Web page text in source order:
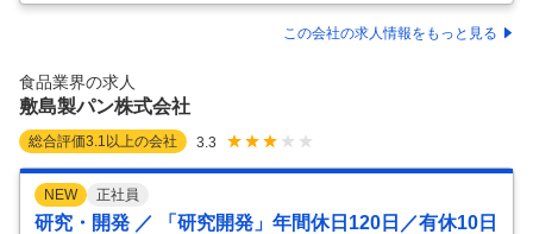
迎する方】 未経験・初心者歓迎、主婦(ママ)・主夫歓迎、フリーター歓
迎、正社員経験不問、シニア(60代～)歓迎、ブランク有OK、ミドル(40
ダー(50代〜)活躍中 【仕事内容】 ポテトチップス等湖池屋商品の 材料
の加工、製造を行います♪ 【異業種からでもOK!】 ～充
この会社の求人情報をもっと見る
食品業界の求人
敷島製パン株式会社
総合評価3.1 以上の会社 3.3
NEW 正社員
研究・開発 ／ 「研究開発」年間休日120日／有休10日